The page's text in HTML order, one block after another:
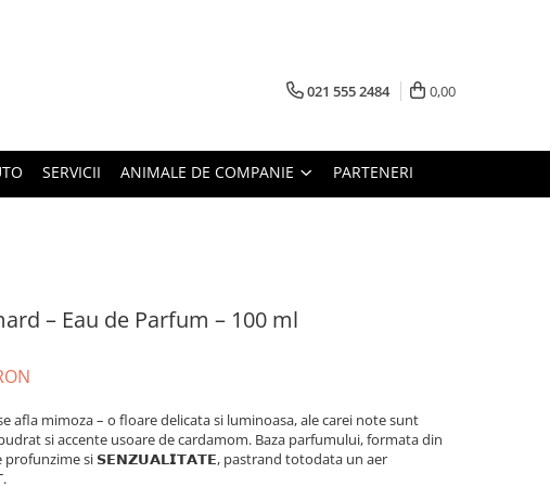
021 555 2484 0,00
SERVICII ANIMALE DE COMPANIE PARTENERI
– Eau de Parfum – 100 ml
afla mimoza – o floare delicata si luminoasa, ale carei note sunt
si accente usoare de cardamom. Baza parfumului, formata din
profunzime si 𝗦𝗘𝗡𝗭𝗨𝗔𝗟𝗜𝗧𝗔𝗧𝗘, pastrand totodata un aer
.